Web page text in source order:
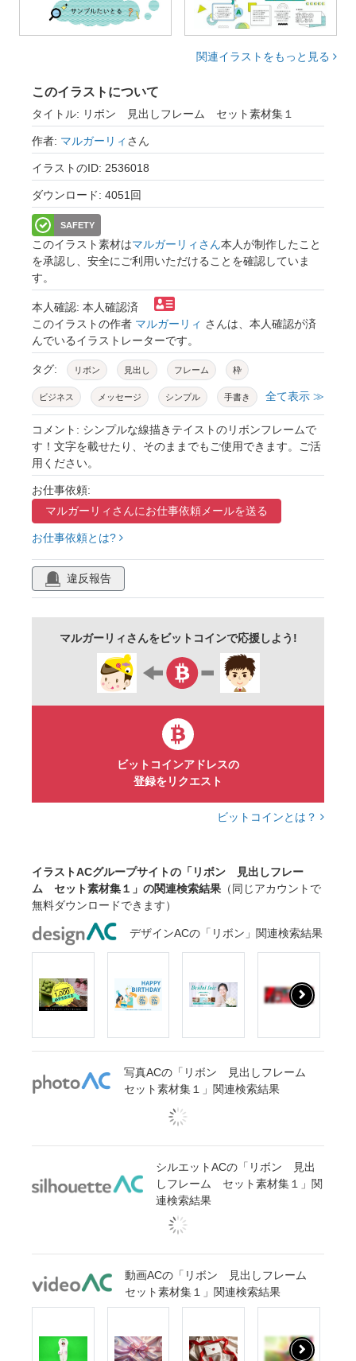
関連イラストをもっと見る
このイラストについて
タイトル: リボン 見出しフレーム セット素材集１
作者: マルガーリィ さん
イラストのID: 2536018
ダウンロード: 4051回
SAFETY
このイラスト素材はマルガーリィさん本人が制作したこと
を承認し、安全にご利用いただけることを確認していま
す。
本人確認: 本人確認済
このイラストの作者 マルガーリィ さんは、本人確認が済
んでいるイラストレーターです。
タグ: リボン 見出し フレーム 枠
ビジネス メッセージ シンプル 手書き
手描き 飾り リボンフレーム セット
素材集 ストライプ あしらい 囲み
背景素材 タイトル 題名 シンボル
イエロー モノトーン 白黒 線描き
チラシ 広告
線 ライン カジュアル おしゃれ
白背景 web
ポイント その他 ヴィンテージ
全て表示 ≫
コメント: シンプルな線描きテイストのリボンフレームで
す！文字を載せたり、そのままでもご使用できます。ご活
用ください。
お仕事依頼:
マルガーリィさんにお仕事依頼メールを送る
お仕事依頼とは?
違反報告
マルガーリィさんをビットコインで応援しよう!
ビットコインアドレスの
登録をリクエスト
ビットコインとは？
イラストACグループサイトの「リボン 見出しフレー
ム セット素材集１」の関連検索結果 （同じアカウントで
無料ダウンロードできます）
デザインACの「リボン」関連検索結果
写真ACの「リボン 見出しフレーム
セット素材集１」関連検索結果
シルエットACの「リボン 見出
しフレーム セット素材集１」関
連検索結果
動画ACの「リボン 見出しフレーム
セット素材集１」関連検索結果